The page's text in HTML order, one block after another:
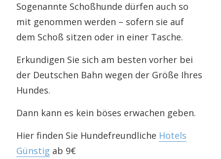
Sogenannte Schoßhunde dürfen auch so
mit genommen werden – sofern sie auf
dem Schoß sitzen oder in einer Tasche.
Erkundigen Sie sich am besten vorher bei
der Deutschen Bahn wegen der Größe Ihres
Hundes.
Dann kann es kein böses erwachen geben.
Hier finden Sie Hundefreundliche Hotels
Günstig ab 9€